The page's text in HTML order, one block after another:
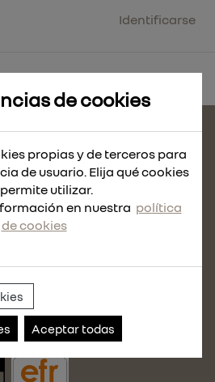
Identificarse
DE DENUNCIAS
de cookies
propias y de terceros para
de usuario. Elija qué cookies
utilizar.
en nuestra política
de cookies
Aceptar todas